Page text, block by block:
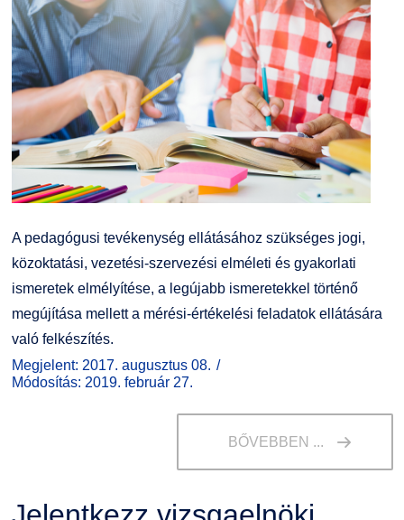
A pedagógusi tevékenység ellátásához szükséges jogi,
közoktatási, vezetési-szervezési elméleti és gyakorlati
ismeretek elmélyítése, a legújabb ismeretekkel történő
megújítása mellett a mérési-értékelési feladatok ellátására
való felkészítés.
Megjelent: 2017. augusztus 08.
Módosítás: 2019. február 27.
BŐVEBBEN ...